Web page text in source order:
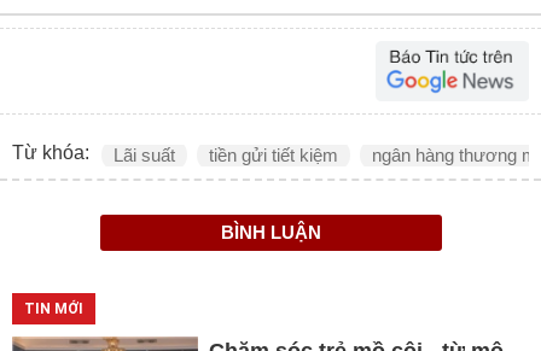
Từ khóa: Lãi suất tiền gửi tiết kiệm ngân hàng thương
BÌNH LUẬN
TIN MỚI